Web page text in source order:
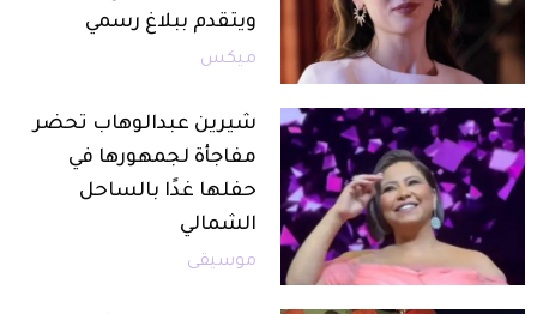
ويتقدم ببلاغ رسمي
ميكس
شيرين عبدالوهاب تحضر
مفاجأة لجمهورها في
حفلها غدًا بالساحل
الشمالي
موسيقى